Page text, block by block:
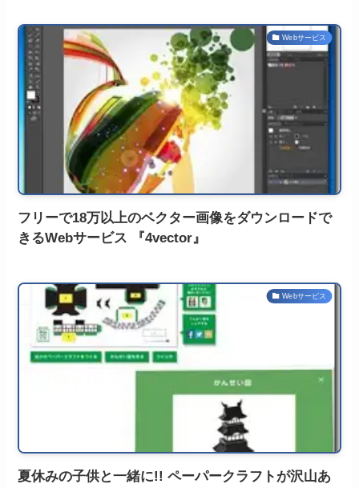
Webサービス
フリーで18万以上のベクター画像をダウンロードで
きるWebサービス 『4vector』
Webサービス
夏休みの子供と一緒に!! ペーパークラフトが沢山あ